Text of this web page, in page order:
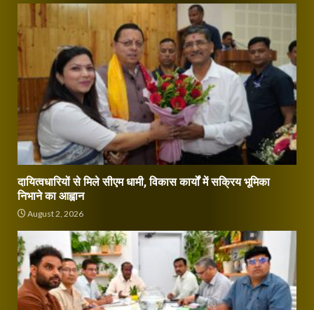
दायित्वधारियों से मिले सीएम धामी, विकास कार्यों में सक्रिय भूमिका
निभाने का आह्वान
August 2, 2026